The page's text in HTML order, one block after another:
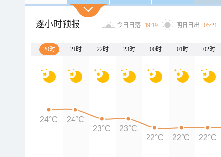
逐小时预报 今日日落 19:19 明日日出 05:21
20时 21时 22时 23时 00时 01时 02时
24°C
24°C
23°C
23°C
22°C
22°C 22°C